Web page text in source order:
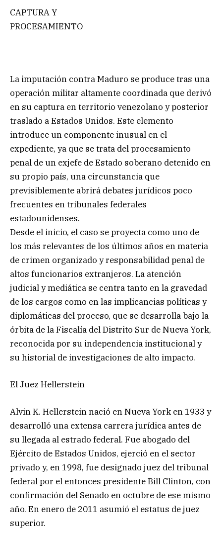
CAPTURA Y
PROCESAMIENTO
La imputación contra Maduro se produce tras una
operación militar altamente coordinada que derivó
en su captura en territorio venezolano y posterior
traslado a Estados Unidos. Este elemento
introduce un componente inusual en el
expediente, ya que se trata del procesamiento
penal de un exjefe de Estado soberano detenido en
su propio país, una circunstancia que
previsiblemente abrirá debates jurídicos poco
frecuentes en tribunales federales
estadounidenses.
Desde el inicio, el caso se proyecta como uno de
los más relevantes de los últimos años en materia
de crimen organizado y responsabilidad penal de
altos funcionarios extranjeros. La atención
judicial y mediática se centra tanto en la gravedad
de los cargos como en las implicancias políticas y
diplomáticas del proceso, que se desarrolla bajo la
órbita de la Fiscalía del Distrito Sur de Nueva York,
reconocida por su independencia institucional y
su historial de investigaciones de alto impacto.
El Juez Hellerstein
Alvin K. Hellerstein nació en Nueva York en 1933 y
desarrolló una extensa carrera jurídica antes de
su llegada al estrado federal. Fue abogado del
Ejército de Estados Unidos, ejerció en el sector
privado y, en 1998, fue designado juez del tribunal
federal por el entonces presidente Bill Clinton, con
confirmación del Senado en octubre de ese mismo
año. En enero de 2011 asumió el estatus de juez
superior.